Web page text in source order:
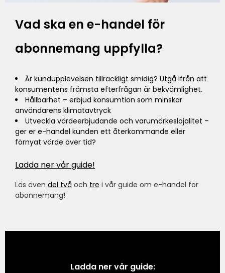
Vad ska en e-handel för
abonnemang uppfylla?
Är kundupplevelsen tillräckligt smidig? Utgå ifrån att
konsumentens främsta efterfrågan är bekvämlighet.
Hållbarhet – erbjud konsumtion som minskar
användarens klimatavtryck
Utveckla värdeerbjudande och varumärkeslojalitet –
ger er e-handel kunden ett återkommande eller
förnyat värde över tid?
Ladda ner vår guide!
Läs även del två och tre i vår guide om e-handel för
abonnemang!
Ladda ner vår guide: